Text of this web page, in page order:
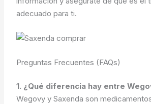
adecuado para ti.
Preguntas Frecuentes (FAQs)
1. ¿Qué diferencia hay entre
Wegovy y Saxenda son